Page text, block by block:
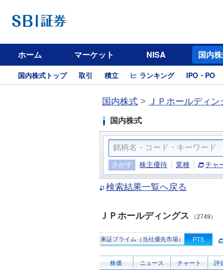
ホーム マーケット NISA 国内
国内株式トップ 取引 積立 ランキング IPO・PO
国内株式 > ＪＰホールディ
国内株式
さがす 株主優待 業種 チャ
検索結果一覧へ戻る
ＪＰホールディングス （2749）
東証プライム（当社優先市場） PTS
株価 ニュース チャート 評